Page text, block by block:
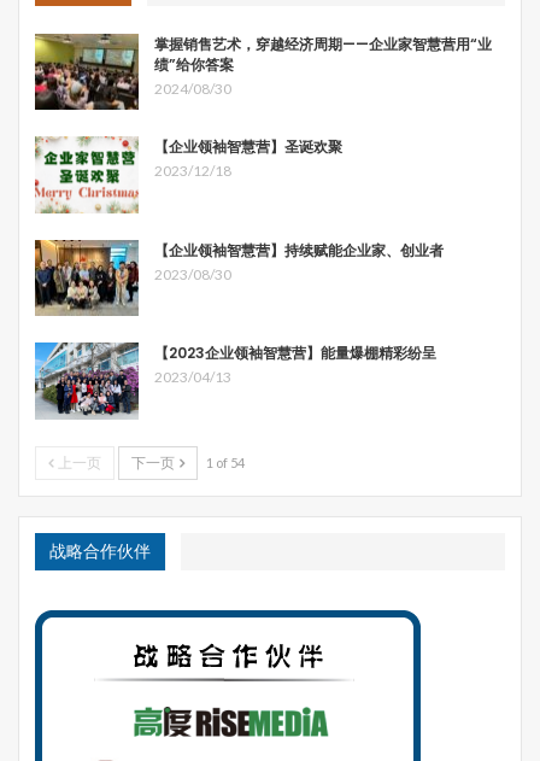
发、边施工、边设计、边审批，工程的百年大计与领导的任
期、政绩提拔相比就显得次要了。工程的质量能保证一个任
期也再好不过了。因此垮塌也就－很“自然的现象”了。三
是，许多地产开发，片面追求江景、湖光，把原来属于调节
河流涝枯的重要湿地、河滩、内湖作为开发住宅之用。因
此，遇到强降水，河水没有了出口，水位就提高、水流就猛
急，成灾就是－很“自然的现象”了。
四是，不少地方矿山开发、公路铁路建设，没有任何保护措
施下，把山体炸开，土石直接进入河道或留在山川小溪上，
了
五是，不少地区没有防洪预案，即使有也是在领导的文件柜
业训练，人海战术。人员伤亡也就是－很“自然的现象”了。
掌握销售艺术，穿越经济周期——企业家智慧营用“业
绩”给你答案
2024/08/30
【企业领袖智慧营】圣诞欢聚
2023/12/18
【企业领袖智慧营】持续赋能企业家、创业者
2023/08/30
【2023企业领袖智慧营】能量爆棚精彩纷呈
2023/04/13
上一页 下一页 1 of 54
战略合作伙伴